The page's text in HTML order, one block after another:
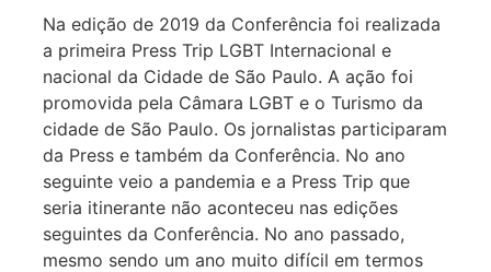
Na edição de 2019 da Conferência foi realizada
a primeira Press Trip LGBT Internacional e
nacional da Cidade de São Paulo. A ação foi
promovida pela Câmara LGBT e o Turismo da
cidade de São Paulo. Os jornalistas participaram
da Press e também da Conferência. No ano
seguinte veio a pandemia e a Press Trip que
seria itinerante não aconteceu nas edições
seguintes da Conferência. No ano passado,
mesmo sendo um ano muito difícil em termos